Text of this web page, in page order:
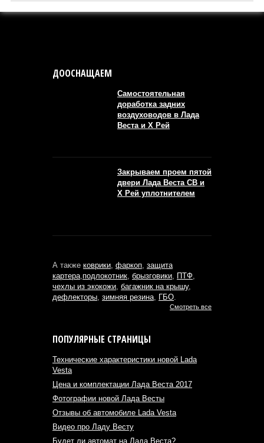
ДООСНАЩАЕМ
Самостоятельная
доработка задних
воздуховодов в Лада
Веста и Х Рей
Закрываем проем пятой
двери Лада Веста СВ и
Х Рей уплотнителем
А также коврики фаркоп защита
картера подлокотник брызговики ПТФ
чехлы из экокожи багажник на крышу,
дефлекторы зимняя резина ГБО
Смотреть все
ПОПУЛЯРНЫЕ СТРАНИЦЫ
Технические характеристики новой Lada
Vesta
Цена и комплектации Лада Веста 2017
Фотографии новой Лада Весты
Отзывы об автомобиле Lada Vesta
Видео про Ладу Весту
Будет ли автомат на Лада Веста?